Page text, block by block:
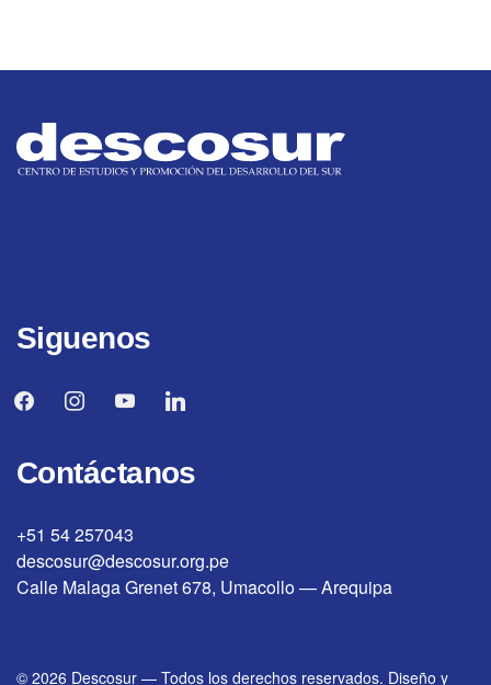
Siguenos
facebookinstagramyoutubelinkedin
Contáctanos
+51 54 257043
descosur@descosur.org.pe
Calle Malaga Grenet 678, Umacollo — Arequipa
© 2026 Descosur — Todos los derechos reservados. Diseño y